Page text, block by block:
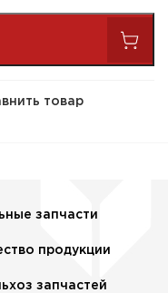
товар
запчасти
продукции
запчастей